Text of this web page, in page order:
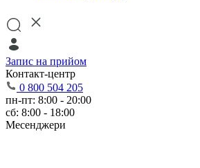
Запис на прийом
Контакт-центр
0 800 504 205
пн-пт: 8:00 - 20:00
сб: 8:00 - 18:00
Месенджери